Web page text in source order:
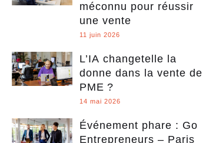
méconnu pour réussir
une vente
11 juin 2026
L’IA changetelle la
donne dans la vente de
PME ?
14 mai 2026
Événement phare : Go
Entrepreneurs – Paris